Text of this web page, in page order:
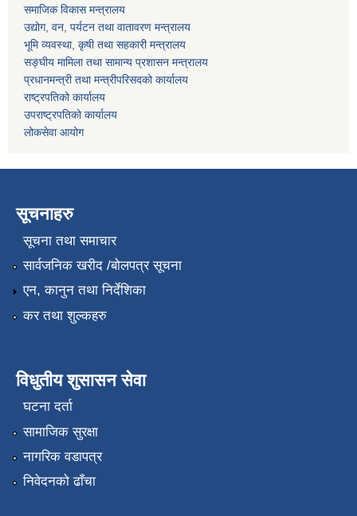
समाजिक विकास मन्त्रालय
उद्योग, वन, पर्यटन तथा वातावरण मन्त्रालय
भूमि व्यवस्था, कृषी तथा सहकारी मन्त्रालय
सङ्घीय मामिला तथा सामान्य प्रशासन मन्त्रालय
प्रधानमन्त्री तथा मन्त्रीपरिसदको कार्यालय
राष्ट्रपतिको कार्यालय
उपराष्ट्रपतिको कार्यालय
लोकसेवा आयोग
सूचनाहरु
सूचना तथा समाचार
सार्वजनिक खरीद /बोलपत्र सूचना
एन, कानुन तथा निर्देशिका
कर तथा शुल्कहरु
विधुतीय शुसासन सेवा
घटना दर्ता
सामाजिक सुरक्षा
नागरिक वडापत्र
निवेदनको ढाँचा